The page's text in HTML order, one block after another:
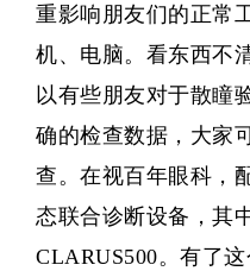
重影响朋友们的正常
机、电脑。看东西不
以有些朋友对于散瞳
确的检查数据，大家
查。在视百年眼科，
态联合诊断设备，其
CLARUS500。有了